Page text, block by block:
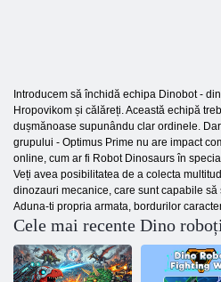
Introducem să închidă echipa Dinobot -
Hropovikom și călăreți. Această echipă
dușmănoase supunându clar ordinele.
grupului - Optimus Prime nu are impact
online, cum ar fi Robot Dinosaurs în
Veți avea posibilitatea de a colecta
dinozauri mecanice, care sunt capabile
Aduna-ti propria armata, bordurilor
Cele mai recente Dino